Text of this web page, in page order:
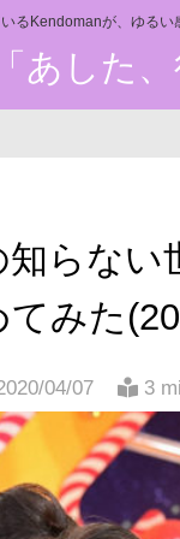
るKendomanが、ゆる
あした
知らな
てみた
04/07 3